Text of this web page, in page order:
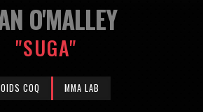
O'MALLEY
"SUGA"
COQ MMA LAB